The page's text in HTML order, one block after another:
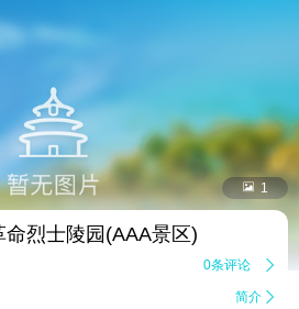
 1
烈士陵园(AAA景区)
0条评论 
简介 